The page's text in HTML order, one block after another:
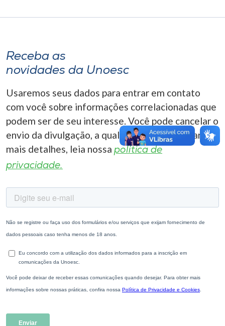
A+
Receba as
novidades da Unoesc
Usaremos seus dados para entrar em contato
com você sobre informações correlacionadas que
podem ser de seu interesse. Você pode cancelar o
envio da divulgação, a qualquer momento. Para
mais detalhes, leia nossa política de
privacidade.